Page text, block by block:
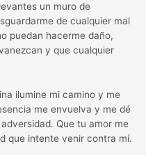
un muro de
de cualquier mal
puedan hacerme daño,
y que cualquier
ilumine mi camino y me
me envuelva y me dé
Que tu amor me
que intente venir contra mí.